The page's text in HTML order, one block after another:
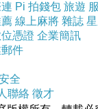
Pi 拍錢包 旅遊
線上麻將 雜誌
憑證 企業簡訊
件
全
聯絡 徵才